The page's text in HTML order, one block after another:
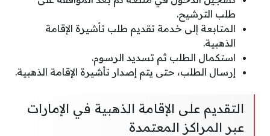
طلب الترشيح.
المتابعة إلى خدمة تقديم طلب تأشيرة الإقامة
الذهبية.
استكمال الطلب ثم تسديد الرسوم.
إرسال الطلب، حتى يتم إصدار تأشيرة الإقامة الذهبية.
التقديم على الإقامة الذهبية في الإمارات
عبر المراكز المعتمدة